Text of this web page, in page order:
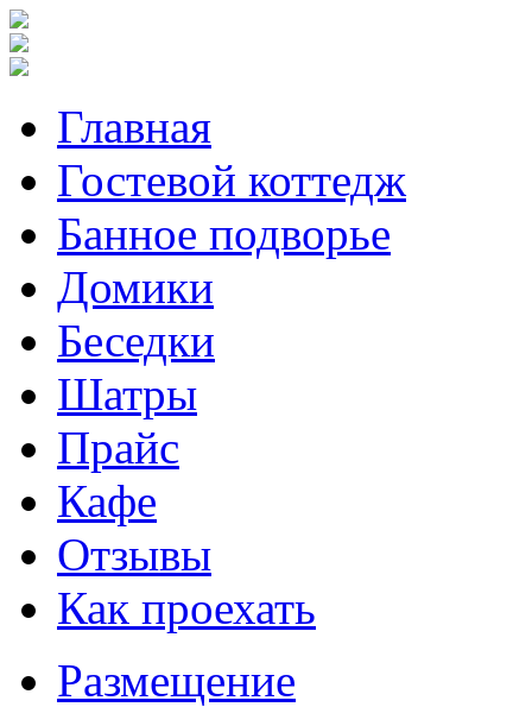
Главная
Гостевой коттедж
Банное подворье
Домики
Беседки
Шатры
Прайс
Кафе
Отзывы
Как проехать
Размещение